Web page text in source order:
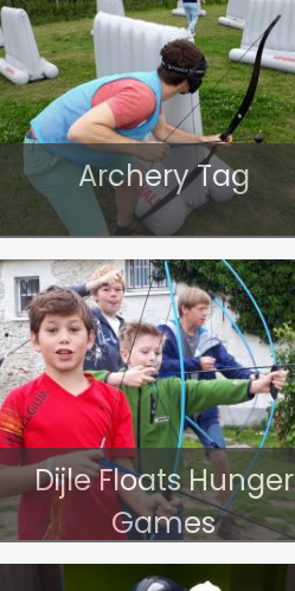
Archery Tag
Dijle Floats Hunger
Games